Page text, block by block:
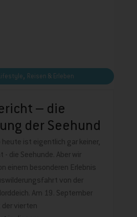
, Reisen & Erleben
– die
der Seehund
heute ist eigentlich gar keiner,
- die Seehunde. Aber wir
einem besonderen Erlebnis
von der
Am 19. September
der vierten